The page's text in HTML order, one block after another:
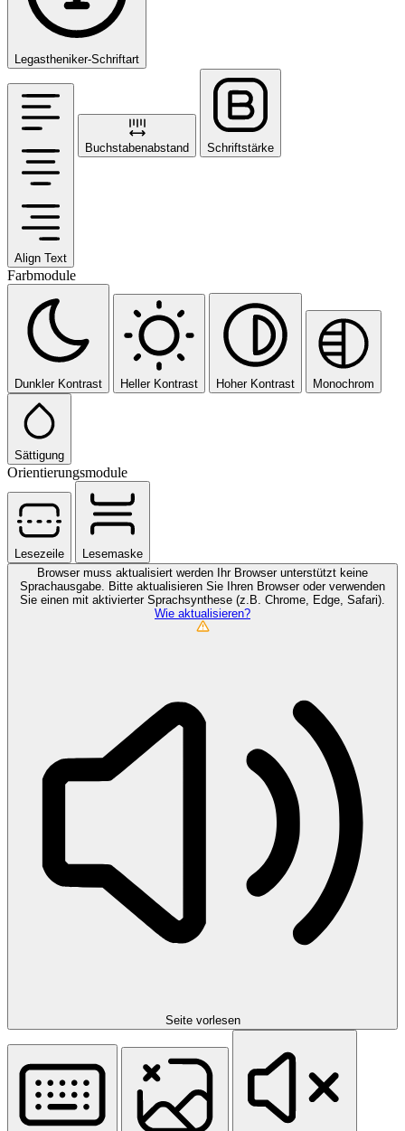
Legastheniker-Schriftart
Align Text
Buchstabenabstand Schriftstärke
Farbmodule
Dunkler Kontrast Heller Kontrast Hoher Kontrast Monochrom
Sättigung
Orientierungsmodule
Lesezeile
Lesemaske
Browser muss aktualisiert werden Ihr Browser unterstützt keine
Sprachausgabe. Bitte aktualisieren Sie Ihren Browser oder verwenden
Sie einen mit aktivierter Sprachsynthese (z.B. Chrome, Edge, Safari).
Wie aktualisieren?
Seite vorlesen